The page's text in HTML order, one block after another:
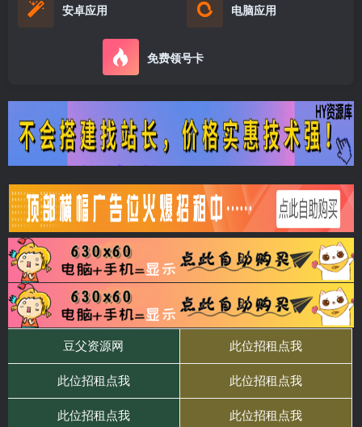
安卓应用 电脑应用
免费领号卡